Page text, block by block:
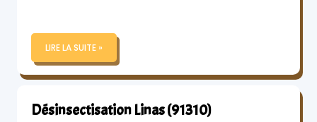
LIRE LA SUITE »
Désinsectisation Linas (91310)